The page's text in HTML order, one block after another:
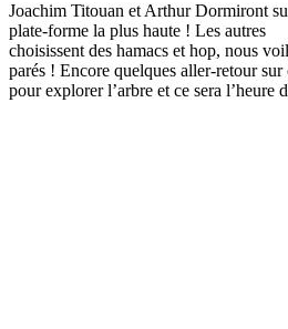
Joachim Titouan et Arthur Dormiront
plate-forme la plus haute ! Les autres
choisissent des hamacs et hop, nous
parés ! Encore quelques aller-retour sur
pour explorer l’arbre et ce sera l’heure